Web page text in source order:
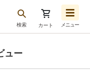
検索 カート メニュー
注文履歴
再注文
ュー